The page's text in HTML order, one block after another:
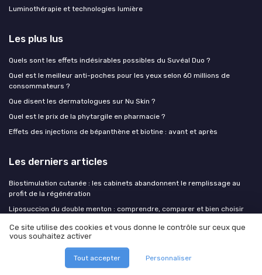
Luminothérapie et technologies lumière
Les plus lus
Quels sont les effets indésirables possibles du Suvéal Duo ?
Quel est le meilleur anti-poches pour les yeux selon 60 millions de
consommateurs ?
Que disent les dermatologues sur Nu Skin ?
Quel est le prix de la phytargile en pharmacie ?
Effets des injections de bépanthène et biotine : avant et après
Les derniers articles
Biostimulation cutanée : les cabinets abandonnent le remplissage au
profit de la régénération
Liposuccion du double menton : comprendre, comparer et bien choisir
Liposuccion du double menton : comment choisir le bon traitement pour
Peau déshydratée vs peau sèche : le diagnostic qui change toute votre
Ce site utilise des cookies et vous donne le contrôle sur ceux que
vous souhaitez activer
Tout accepter Personnaliser